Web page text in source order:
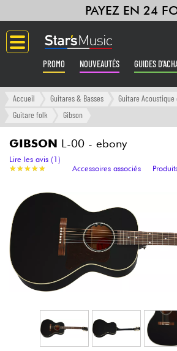
PAYEZ EN 24
PROMO NOUVEAUTÉS GUIDES
Langue
Amplis & Effets
Synthés & Sampleurs
Home Studio
Casques
Micros & HF
Accueil Guitares & Basses
Guitare
Guitare folk
Gibson
GIBSON L-00 - ebony
★★★★★
★★★★★
Lire les avis (1)
Accessoires associés